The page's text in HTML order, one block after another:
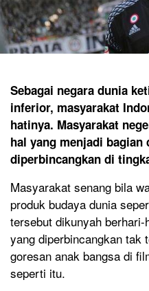
Sebagai negara dunia
inferior, masyarakat
hatinya. Masyarakat
hal yang menjadi bagian
diperbincangkan di
Masyarakat senang bila
produk budaya dunia
tersebut dikunyah
yang diperbincangkan tak
goresan anak bangsa di
seperti itu.